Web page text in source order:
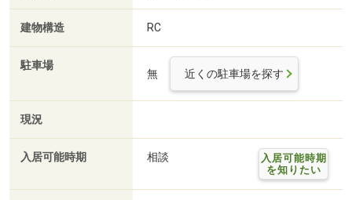
建物構造 RC
駐車場
無 近くの駐車場を探す
現況
入居可能時期 相談
入居可能時期
を知りたい